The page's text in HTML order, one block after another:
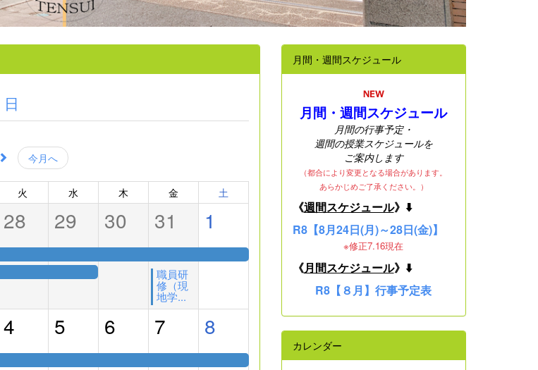
日
今月へ
火 水 木 金 土
28 29 30 31
職員研
修（現
地学...
1
4 5 6 7 8
月間・週間スケジュール
月間・週間スケジュール
月間の行事予定・
週間の授業スケジュールを
ご案内します
（都合により変更となる場合があります。
あらかじめご了承ください。）
《週間スケジュール》⬇️
R8【8月24日(月)～28日(金)】
※修正7.16現在
《月間スケジュール》⬇️
R8【８月】行事予定表
カレンダー